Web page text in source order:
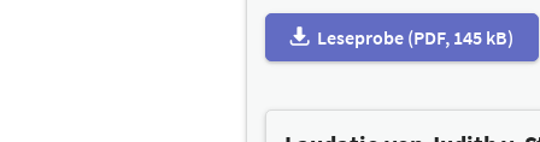
Leseprobe (PDF, 145 kB)